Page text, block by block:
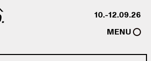
10.-12.09.26
MENU